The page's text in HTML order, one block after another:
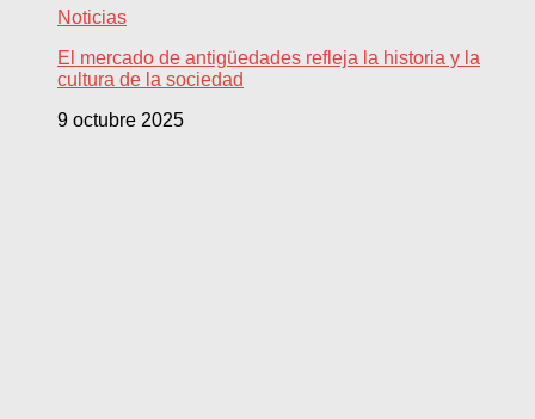
Noticias
El mercado de antigüedades refleja la historia y la
cultura de la sociedad
9 octubre 2025